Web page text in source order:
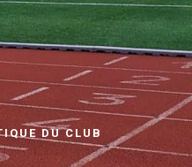
DU CLUB